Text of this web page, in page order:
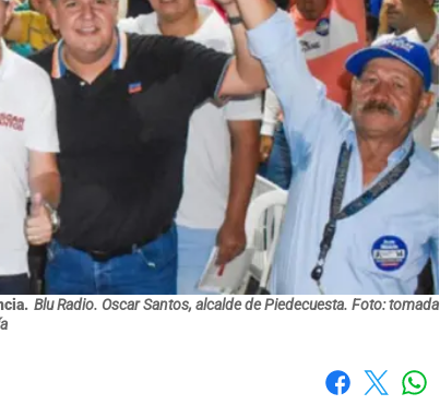
Blu Radio. Oscar Santos, alcalde de Piedecuesta. Foto: tomada